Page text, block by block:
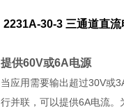
2231A-30-3 三通道直流
提供60V或6A电源
当应用需要输出超过30V或
行并联，可以提供6A电流